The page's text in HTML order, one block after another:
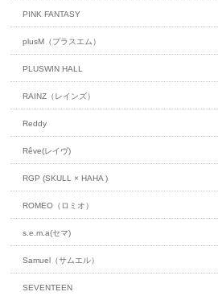
PINK FANTASY
plusM（プラスエム）
PLUSWIN HALL
RAINZ（レインズ）
Reddy
Rêve(レイヴ)
RGP (SKULL × HAHA )
ROMEO（ロミオ）
s.e.m.a(セマ)
Samuel（サムエル）
SEVENTEEN